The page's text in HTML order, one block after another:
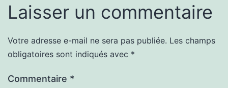
Laisser un commentaire
Votre adresse e-mail ne sera pas publiée. Les champs
obligatoires sont indiqués avec *
Commentaire *